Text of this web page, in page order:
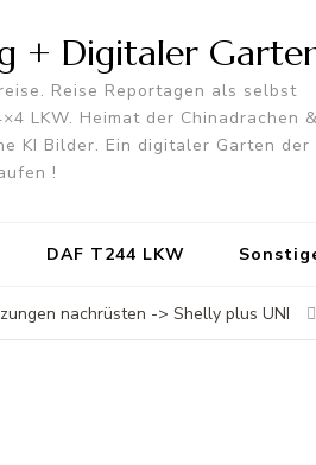
+ Digitaler
Reise Reportagen als selbst
LKW. Heimat der Chinadrachen &
KI Bilder. Ein digitaler Garten der
!
DAF T244 LKW
nachrüsten -> Shelly plus UNI